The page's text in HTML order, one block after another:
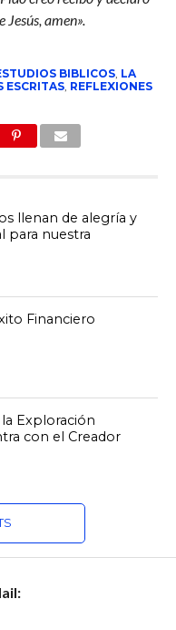
Jesús, amen».
BIBLICOS, LA
ESCRITAS, REFLEXIONES
llenan de alegría y
para nuestra
Financiero
Exploración
con el Creador